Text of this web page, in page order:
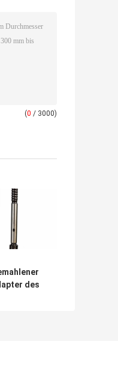
(0 / 3000)
des